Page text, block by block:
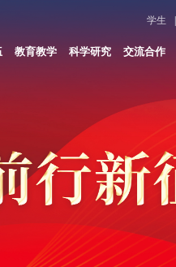
学生
教育教学 科学研究 交流合作